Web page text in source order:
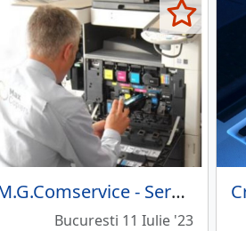
A.M.G.Comservice - Service imprimante, copiatoare
Bucuresti 11 Iulie '23